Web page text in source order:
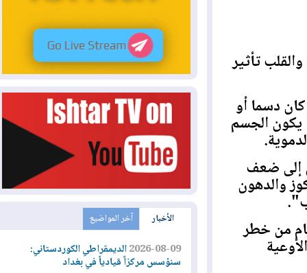
تأثير
دسما أو
الجسم
ضعف
من خطر
الأخبار آخر المواضيع
2026-08-09الديمقراطي الكوردستاني:
سنؤسس مركزاً قيادياً في بغداد